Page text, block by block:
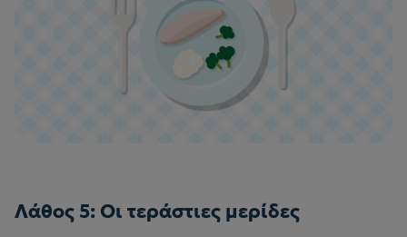
Λάθος 5: Οι τεράστιες μερίδες